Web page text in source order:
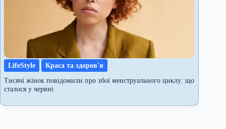
LifeStyle
Краса та здоров'я
Тисячі жінок повідомили про збої менструального циклу: що
сталося у червні